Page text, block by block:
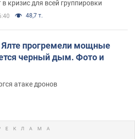
в кризис для всей группировки
48,7 т.
Ялте прогремели мощные
черный дым. Фото и
атаке дронов